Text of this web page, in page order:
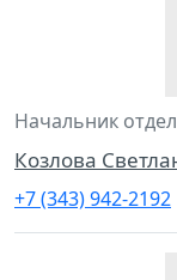
Начальник
Козлова
+7 (343) 942-2192